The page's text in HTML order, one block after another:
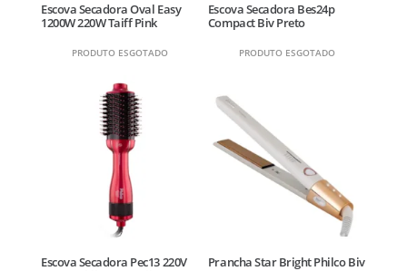
Escova Secadora Oval Easy
1200W 220W Taiff Pink
PRODUTO ESGOTADO
Escova Secadora Bes24p
Compact Biv Preto
PRODUTO ESGOTADO
Escova Secadora Pec13 220V
Prancha Star Bright Philco Biv